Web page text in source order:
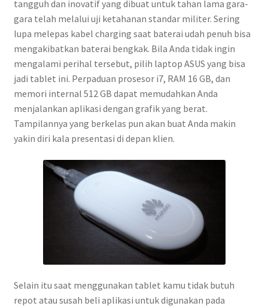
tangguh dan inovatif yang dibuat untuk tahan lama gara-
gara telah melalui uji ketahanan standar militer. Sering
lupa melepas kabel charging saat baterai udah penuh bisa
mengakibatkan baterai bengkak. Bila Anda tidak ingin
mengalami perihal tersebut, pilih laptop ASUS yang bisa
jadi tablet ini. Perpaduan prosesor i7, RAM 16 GB, dan
memori internal 512 GB dapat memudahkan Anda
menjalankan aplikasi dengan grafik yang berat.
Tampilannya yang berkelas pun akan buat Anda makin
yakin diri kala presentasi di depan klien.
Selain itu saat menggunakan tablet kamu tidak butuh
repot atau susah beli aplikasi untuk digunakan pada